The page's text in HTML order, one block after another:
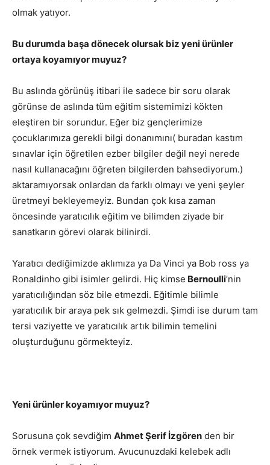
olmak yatıyor.
Bu durumda başa dönecek olursak biz yeni ürünler
ortaya koyamıyor muyuz?
Bu aslında görünüş itibari ile sadece bir soru olarak
görünse de aslında tüm eğitim sistemimizi kökten
eleştiren bir sorundur. Eğer biz gençlerimize
çocuklarımıza gerekli bilgi donanımını( buradan kastım
sınavlar için öğretilen ezber bilgiler değil neyi nerede
nasıl kullanacağını öğreten bilgilerden bahsediyorum.)
aktaramıyorsak onlardan da farklı olmayı ve yeni şeyler
üretmeyi bekleyemeyiz. Bundan çok kısa zaman
öncesinde yaratıcılık eğitim ve bilimden ziyade bir
sanatkarın görevi olarak bilinirdi.
Yaratıcı dediğimizde aklımıza ya Da Vinci ya Bob ross ya
Ronaldinho gibi isimler gelirdi. Hiç kimse Bernoulli’nin
yaratıcılığından söz bile etmezdi. Eğitimle bilimle
yaratıcılık bir araya pek sık gelmezdi. Şimdi ise durum tam
tersi vaziyette ve yaratıcılık artık bilimin temelini
oluşturduğunu görmekteyiz.
Yeni ürünler koyamıyor muyuz?
Sorusuna çok sevdiğim Ahmet Şerif İzgören den bir
örnek vermek istiyorum. Avucunuzdaki kelebek adlı